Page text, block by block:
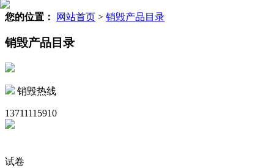
您的位置： 网站首页 > 销毁产品目录
销毁产品目录
销毁热线
13711115910
试卷